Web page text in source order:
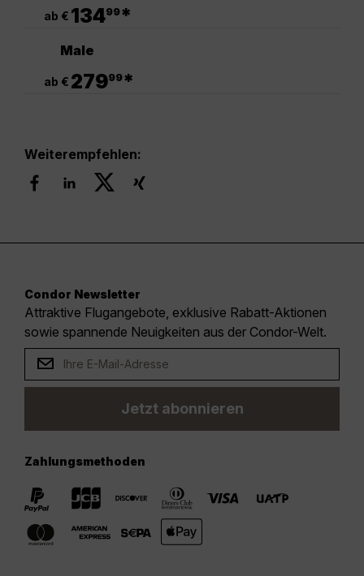
ab € 13499*
Male
ab € 27999*
Weiterempfehlen:
Condor Newsletter
Attraktive Flugangebote, exklusive Rabatt-Aktionen
sowie spannende Neuigkeiten aus der Condor-Welt.
Jetzt abonnieren
Zahlungsmethoden